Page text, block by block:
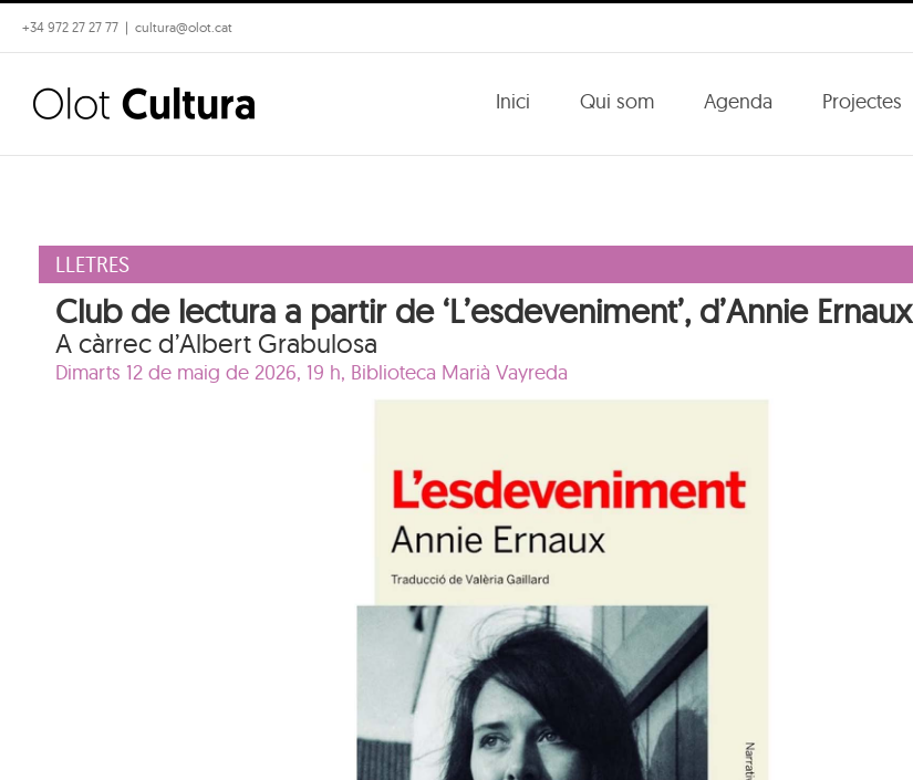
Skip
to
content
+34 972 27 27 77 | cultura@olot.cat
Inici Qui som Agenda Projectes
LLETRES
Club de lectura a partir de ‘L’esdeveniment’, d’Annie Ernaux
A càrrec d’Albert Grabulosa
Dimarts 12 de maig de 2026, 19 h, Biblioteca Marià Vayreda